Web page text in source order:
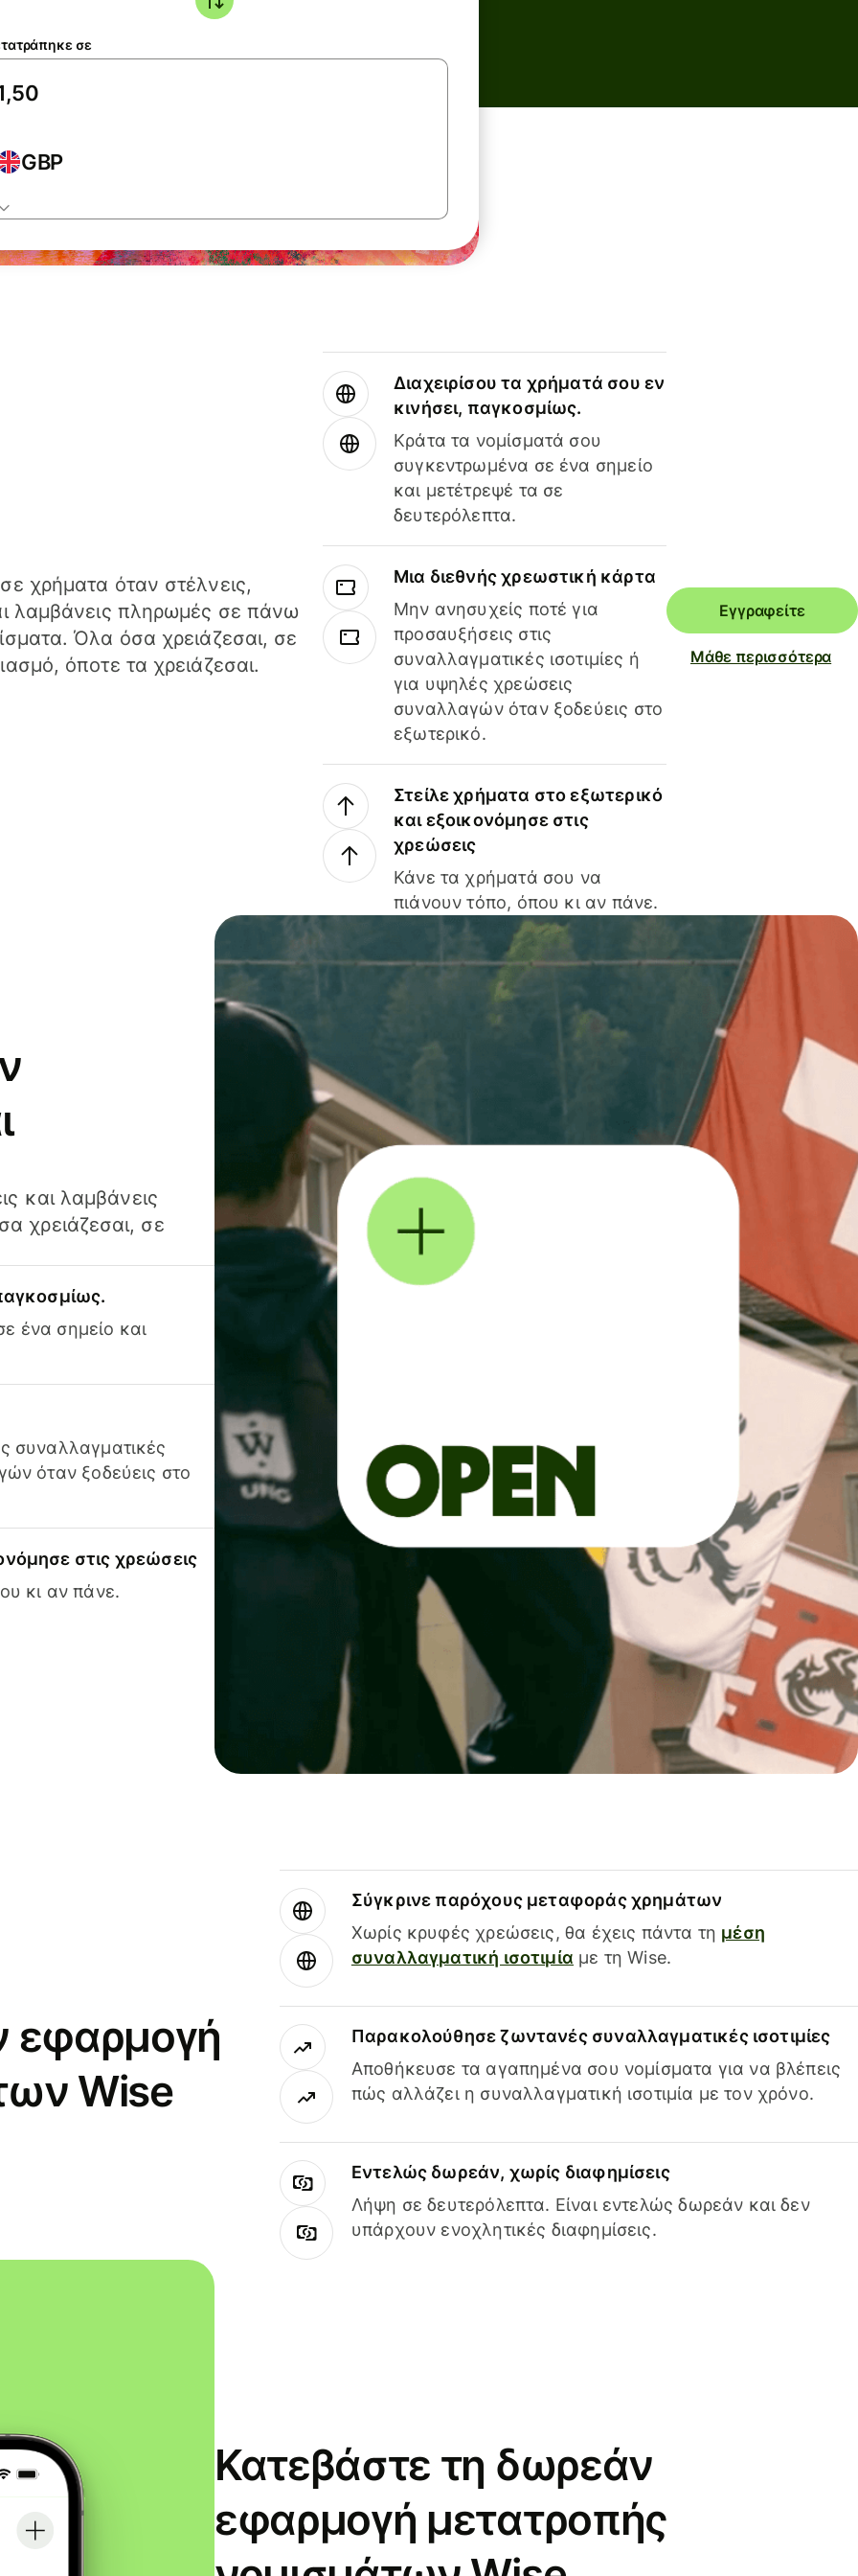
σε
GBP
χρήματα όταν στέλνεις,
λαμβάνεις πληρωμές σε πάνω
Όλα όσα χρειάζεσαι, σε
όποτε τα χρειάζεσαι.
Διαχειρίσου τα χρήματά σου εν
κινήσει, παγκοσμίως.
Κράτα τα νομίσματά σου
συγκεντρωμένα σε ένα σημείο
και μετέτρεψέ τα σε
δευτερόλεπτα.
Μια διεθνής χρεωστική κάρτα
Μην ανησυχείς ποτέ για
προσαυξήσεις στις
συναλλαγματικές ισοτιμίες ή
για υψηλές χρεώσεις
συναλλαγών όταν ξοδεύεις στο
εξωτερικό.
Στείλε χρήματα στο εξωτερικό
και εξοικονόμησε στις
χρεώσεις
Κάνε τα χρήματά σου να
πιάνουν τόπο, όπου κι αν πάνε.
Εγγραφείτε
Μάθε περισσότερα
και λαμβάνεις
χρειάζεσαι, σε
ένα σημείο και
συναλλαγματικές
όταν ξοδεύεις στο
στις χρεώσεις
κι αν πάνε.
εφαρμογή
Wise
Σύγκρινε παρόχους μεταφοράς χρημάτων
Χωρίς κρυφές χρεώσεις, θα έχεις πάντα τη μέση
συναλλαγματική ισοτιμία με τη Wise.
Παρακολούθησε ζωντανές συναλλαγματικές ισοτιμίες
Αποθήκευσε τα αγαπημένα σου νομίσματα για να βλέπεις
πώς αλλάζει η συναλλαγματική ισοτιμία με τον χρόνο.
Εντελώς δωρεάν, χωρίς διαφημίσεις
Λήψη σε δευτερόλεπτα. Είναι εντελώς δωρεάν και δεν
υπάρχουν ενοχλητικές διαφημίσεις.
Κατεβάστε τη δωρεάν
εφαρμογή μετατροπής